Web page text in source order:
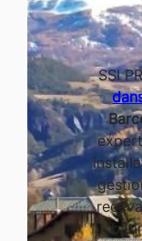
SSI